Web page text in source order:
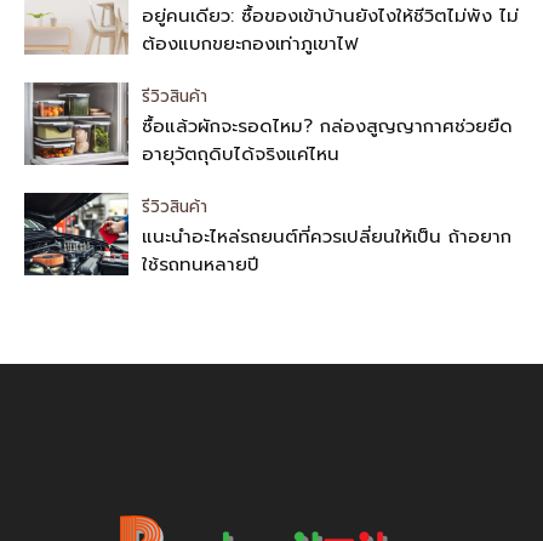
อยู่คนเดียว: ซื้อของเข้าบ้านยังไงให้ชีวิตไม่พัง ไม่
ต้องแบกขยะกองเท่าภูเขาไฟ
รีวิวสินค้า
ซื้อแล้วผักจะรอดไหม? กล่องสูญญากาศช่วยยืด
อายุวัตถุดิบได้จริงแค่ไหน
รีวิวสินค้า
แนะนำอะไหล่รถยนต์ที่ควรเปลี่ยนให้เป็น ถ้าอยาก
ใช้รถทนหลายปี